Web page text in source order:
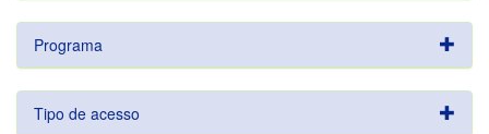
Programa
Tipo de acesso